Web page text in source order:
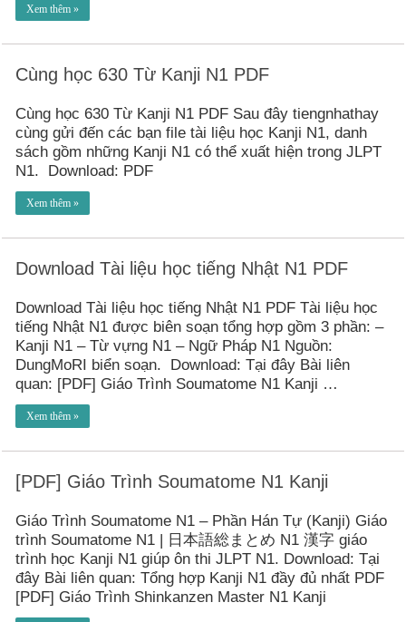
Xem thêm »
Cùng học 630 Từ Kanji N1 PDF
Cùng học 630 Từ Kanji N1 PDF Sau đây tiengnhathay
cùng gửi đến các bạn file tài liệu học Kanji N1, danh
sách gồm những Kanji N1 có thể xuất hiện trong JLPT
N1. Download: PDF
Xem thêm »
Download Tài liệu học tiếng Nhật N1 PDF
Download Tài liệu học tiếng Nhật N1 PDF Tài liệu học
tiếng Nhật N1 được biên soạn tổng hợp gồm 3 phần: –
Kanji N1 – Từ vựng N1 – Ngữ Pháp N1 Nguồn:
DungMoRI biển soạn. Download: Tại đây Bài liên
quan: [PDF] Giáo Trình Soumatome N1 Kanji …
Xem thêm »
[PDF] Giáo Trình Soumatome N1 Kanji
Giáo Trình Soumatome N1 – Phần Hán Tự (Kanji) Giáo
trình Soumatome N1 | 日本語総まとめ N1 漢字 giáo
trình học Kanji N1 giúp ôn thi JLPT N1. Download: Tại
đây Bài liên quan: Tổng hợp Kanji N1 đầy đủ nhất PDF
[PDF] Giáo Trình Shinkanzen Master N1 Kanji